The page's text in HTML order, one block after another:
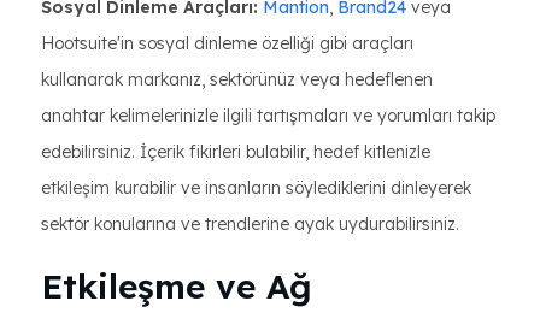
Sosyal Dinleme Araçları: Mantion, Brand24 veya
Hootsuite'in sosyal dinleme özelliği gibi araçları
kullanarak markanız, sektörünüz veya hedeflenen
anahtar kelimelerinizle ilgili tartışmaları ve yorumları takip
edebilirsiniz. İçerik fikirleri bulabilir, hedef kitlenizle
etkileşim kurabilir ve insanların söylediklerini dinleyerek
sektör konularına ve trendlerine ayak uydurabilirsiniz.
Etkileşme ve Ağ